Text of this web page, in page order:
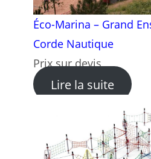
Éco-Marina – Grand
Corde Nautique
Prix sur devis
Lire la suite: Éco-